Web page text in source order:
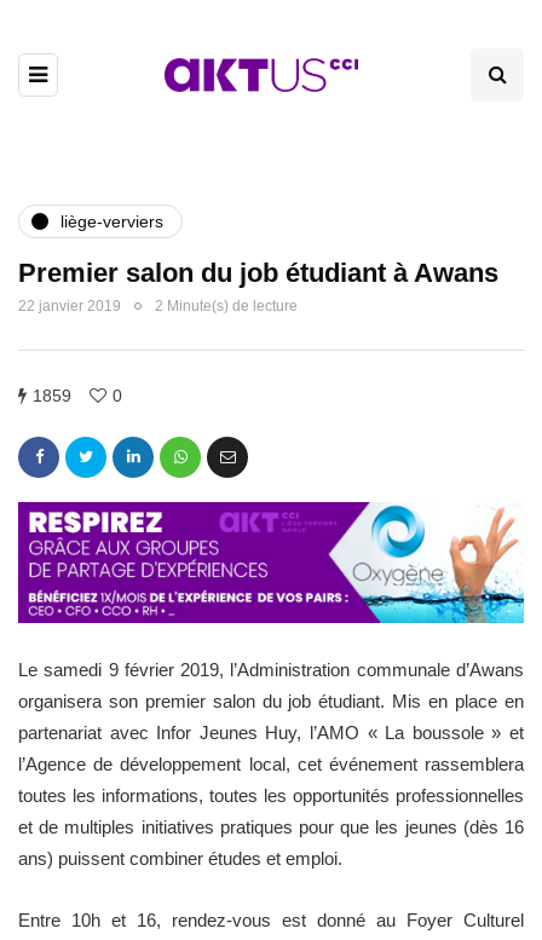
liège-verviers
Premier salon du job étudiant à Awans
22 janvier 2019 2 Minute(s) de lecture
1859 0
Le samedi 9 février 2019, l’Administration communale d’Awans
organisera son premier salon du job étudiant. Mis en place en
partenariat avec Infor Jeunes Huy, l’AMO « La boussole » et
l’Agence de développement local, cet événement rassemblera
toutes les informations, toutes les opportunités professionnelles
et de multiples initiatives pratiques pour que les jeunes (dès 16
ans) puissent combiner études et emploi.
Entre 10h et 16, rendez-vous est donné au Foyer Culturel